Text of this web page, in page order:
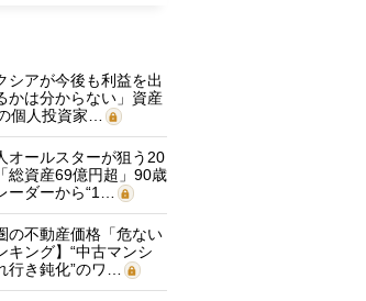
シアが今後も利益を出
かは分からない」資産
個人投資家…
オールスターが狙う20
総資産69億円超」90歳
ーダーから“1…
の不動産価格「危ない
キング】“中古マンシ
行き鈍化”のワ…